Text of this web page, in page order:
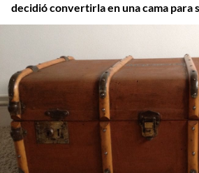
decidió convertirla en una cama para